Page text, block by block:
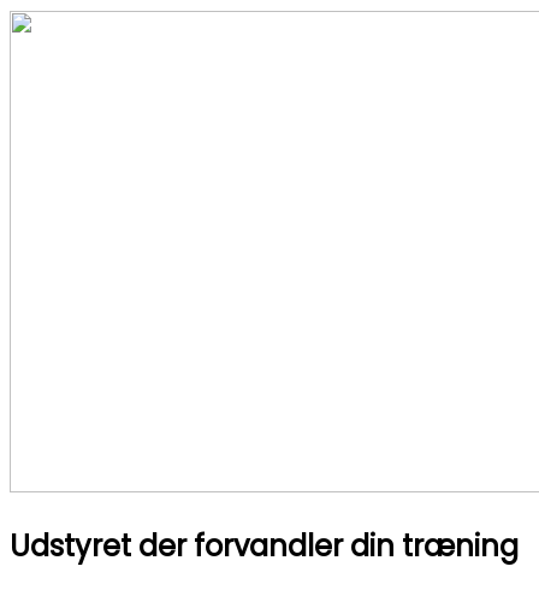
Udstyret der forvandler din træning